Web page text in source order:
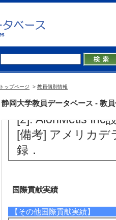
トップページ > 教員個別情報
静岡大学教員データベース - 教
学会
[4]. 編集委員 （
【その他社会活動】
[1]. 浜北特別支援
備 （2026年9月 )
[2]. AionMetis Inc
[備考] アメリカデ
録．
国際貢献実績
【その他国際貢献実績】